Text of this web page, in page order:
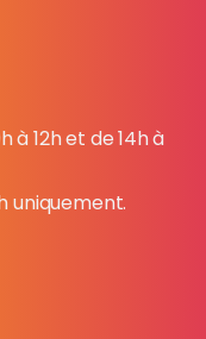
à 12h et de 14h à
uniquement.